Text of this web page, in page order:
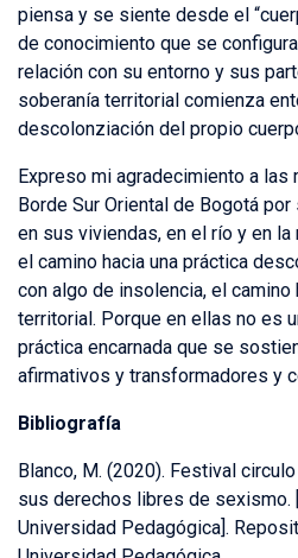
piensa y se siente desde el
de conocimiento que se
relación con su entorno y sus
soberanía territorial comienza
descolonziación del propio
Expreso mi agradecimiento a las
Borde Sur Oriental de Bogotá
en sus viviendas, en el río y en
el camino hacia una práctica
con algo de insolencia, el camino
territorial. Porque en ellas no es
práctica encarnada que se
afirmativos y transformadores y
Bibliografía
Blanco, M. (2020). Festival
sus derechos libres de sexismo.
Universidad Pedagógica].